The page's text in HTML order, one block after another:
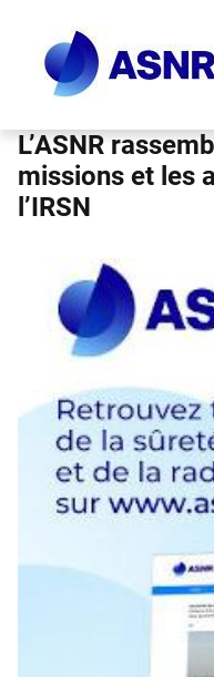
contenu
principal
L’ASNR
missions et les
l’IRSN